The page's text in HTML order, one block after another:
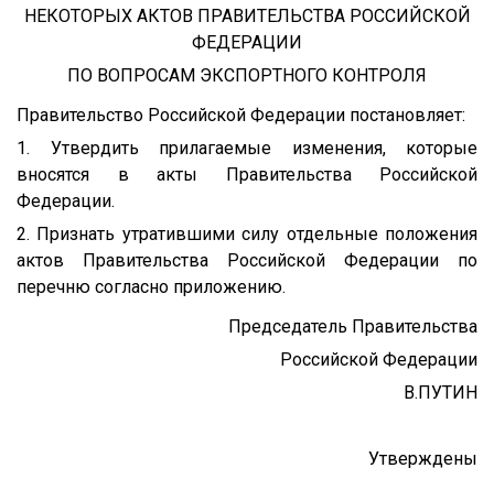
НЕКОТОРЫХ АКТОВ ПРАВИТЕЛЬСТВА РОССИЙСКОЙ
ФЕДЕРАЦИИ
ПО ВОПРОСАМ ЭКСПОРТНОГО КОНТРОЛЯ
Правительство Российской Федерации постановляет:
1. Утвердить прилагаемые изменения, которые
вносятся в акты Правительства Российской
Федерации.
2. Признать утратившими силу отдельные положения
актов Правительства Российской Федерации по
перечню согласно приложению.
Председатель Правительства
Российской Федерации
В.ПУТИН
Утверждены